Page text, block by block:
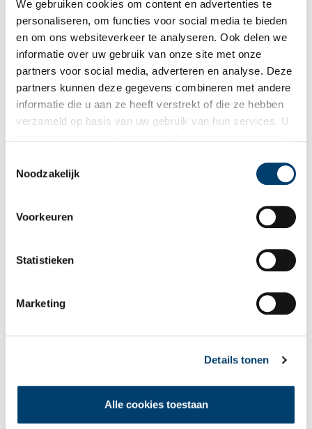
We gebruiken cookies om content en advertenties te
personaliseren, om functies voor social media te bieden
en om ons websiteverkeer te analyseren. Ook delen we
informatie over uw gebruik van onze site met onze
partners voor social media, adverteren en analyse. Deze
partners kunnen deze gegevens combineren met andere
informatie die u aan ze heeft verstrekt of die ze hebben
verzameld op basis van uw gebruik van hun services. U
Noodzakelijk
Voorkeuren
Statistieken
Marketing
Details tonen
Alle cookies toestaan
De ellende en angst waren onbeschrijfelijk. Zoon Adriaan klaagde:
“Och vader, zullen wij hier sterven?”. Waarop Leeghwater dacht:
“Zal ik hier bij de Poepen (Duitsers) sterven? dat zal stijf
aankomen!”. En hij vatte moed. Ondertussen spoelde de grond
onder het huis weg. De vloer barstte open en de ijzeren geldkist
zakte er door heen. Het herenhuis kon ieder moment van de dijk
slaan.
Leeghwater Butsloot. Bron: Hoogheemraadschap Hollands Noorderkwartier
Rijper Museum In’t Houten Huis